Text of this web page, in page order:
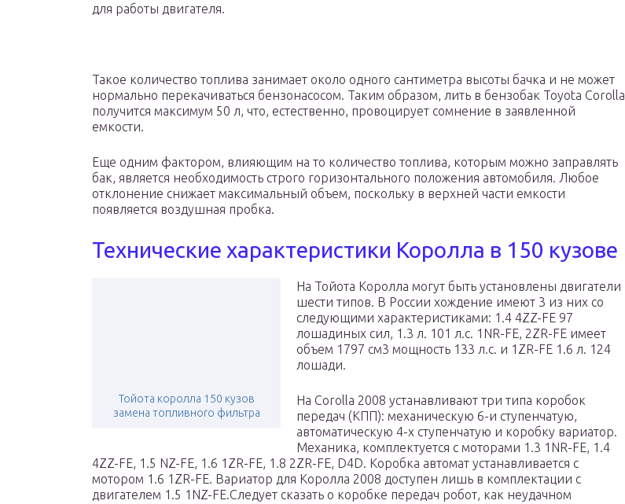
для работы двигателя.
Такое количество топлива занимает около одного сантиметра высоты бачка и не может
нормально перекачиваться бензонасосом. Таким образом, лить в бензобак Toyota Corolla
получится максимум 50 л, что, естественно, провоцирует сомнение в заявленной
емкости.
Еще одним фактором, влияющим на то количество топлива, которым можно заправлять
бак, является необходимость строго горизонтального положения автомобиля. Любое
отклонение снижает максимальный объем, поскольку в верхней части емкости
появляется воздушная пробка.
Технические характеристики Королла в 150 кузове
Тойота королла 150 кузов
замена топливного фильтра
На Тойота Королла могут быть установлены двигатели
шести типов. В России хождение имеют 3 из них со
следующими характеристиками: 1.4 4ZZ-FE 97
лошадиных сил, 1.3 л. 101 л.с. 1NR-FE, 2ZR-FE имеет
объем 1797 см3 мощность 133 л.с. и 1ZR-FE 1.6 л. 124
лошади.
На Corolla 2008 устанавливают три типа коробок
передач (КПП): механическую 6-и ступенчатую,
автоматическую 4-х ступенчатую и коробку вариатор.
Механика, комплектуется с моторами 1.3 1NR-FE, 1.4
4ZZ-FE, 1.5 NZ-FE, 1.6 1ZR-FE, 1.8 2ZR-FE, D4D. Коробка автомат устанавливается с
мотором 1.6 1ZR-FE. Вариатор для Королла 2008 доступен лишь в комплектации с
двигателем 1.5 1NZ-FE.Следует сказать о коробке передач робот, как неудачном